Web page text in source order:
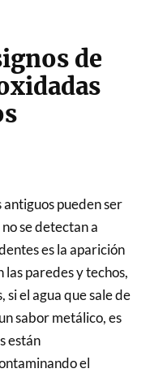
de
pueden ser
se detectan a
es la aparición
las paredes y techos,
el agua que sale de
sabor metálico, es
están
el